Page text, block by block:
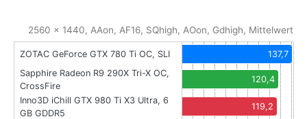
2560 x 1440, AAon, AF16, SQhigh, AOon, Gdhigh, Mittelwert
ZOTAC GeForce GTX 780 Ti OC, SLI
137,7
Sapphire Radeon R9 290X Tri-X OC,
CrossFire
120,4
Inno3D iChill GTX 980 Ti X3 Ultra, 6
GB GDDR5
119,2